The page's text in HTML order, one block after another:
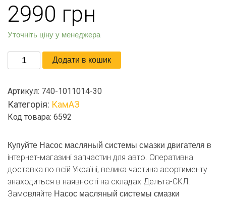
2990 грн
Уточніть ціну у менеджера
Насос
масляный
смазки
двигателя
кількість
Додати в кошик
Артикул: 740-1011014-30
Категорія: КамАЗ
Код товара: 6592
Купуйте Насос масляный системы смазки двигателя в
інтернет-магазині запчастин для авто. Оперативна
доставка по всій Україні, велика частина асортименту
знаходиться в наявності на складах Дельта-СКЛ.
Замовляйте Насос масляный системы смазки